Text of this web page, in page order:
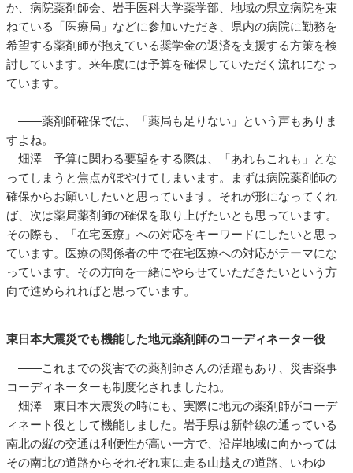
か、病院薬剤師会、岩手医科大学薬学部、地域の県立病院を束
ねている「医療局」などに参加いただき、県内の病院に勤務を
希望する薬剤師が抱えている奨学金の返済を支援する方策を検
討しています。来年度には予算を確保していただく流れになっ
ています。
――薬剤師確保では、「薬局も足りない」という声もありま
すよね。
畑澤 予算に関わる要望をする際は、「あれもこれも」とな
ってしまうと焦点がぼやけてしまいます。まずは病院薬剤師の
確保からお願いしたいと思っています。それが形になってくれ
ば、次は薬局薬剤師の確保を取り上げたいとも思っています。
その際も、「在宅医療」への対応をキーワードにしたいと思っ
ています。医療の関係者の中で在宅医療への対応がテーマにな
っています。その方向を一緒にやらせていただきたいという方
向で進められればと思っています。
東日本大震災でも機能した地元薬剤師のコーディネーター役
――これまでの災害での薬剤師さんの活躍もあり、災害薬事
コーディネーターも制度化されましたね。
畑澤 東日本大震災の時にも、実際に地元の薬剤師がコーデ
ィネート役として機能しました。岩手県は新幹線の通っている
南北の縦の交通は利便性が高い一方で、沿岸地域に向かっては
その南北の道路からそれぞれ東に走る山越えの道路、いわゆ